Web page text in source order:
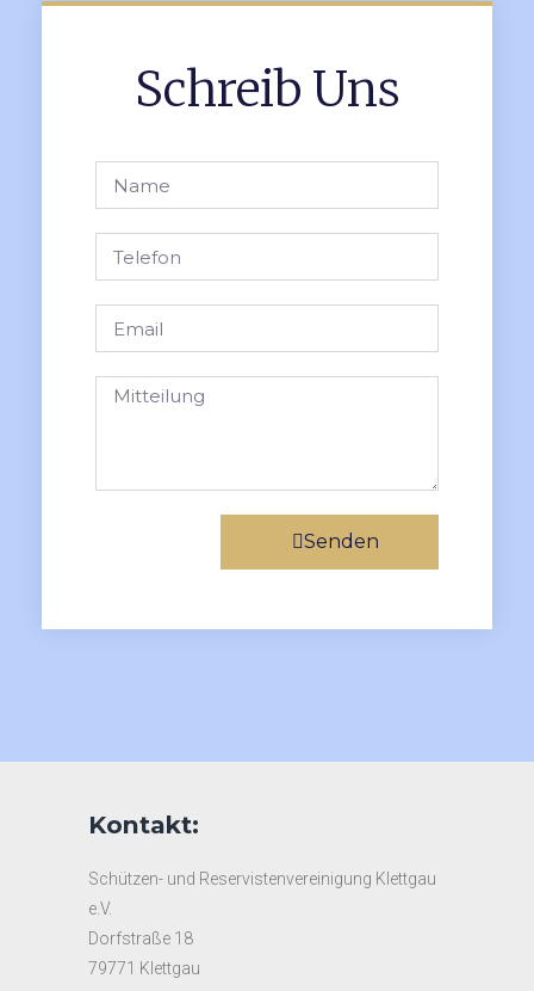
Schreib Uns
Senden
Kontakt:
Schützen- und Reservistenvereinigung Klettgau
e.V.
Dorfstraße 18
79771 Klettgau